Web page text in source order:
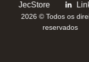
JecStore
2026 © Todos os
reservados